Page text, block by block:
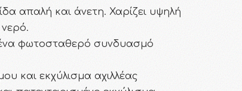
απαλή και άνετη. Χαρίζει υψηλή
ένα φωτοσταθερό συνδυασμό
και εκχύλισμα αχιλλέας